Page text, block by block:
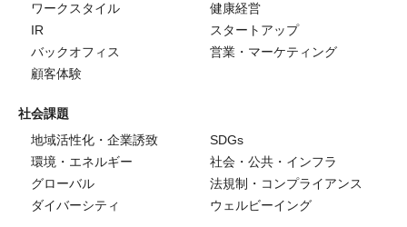
ワークスタイル
健康経営
IR
スタートアップ
バックオフィス
営業・マーケティング
顧客体験
社会課題
地域活性化・企業誘致
SDGs
環境・エネルギー
社会・公共・インフラ
グローバル
法規制・コンプライアンス
ダイバーシティ
ウェルビーイング